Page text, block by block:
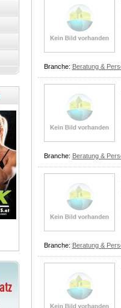
Branche: Beratung &
Branche: Beratung &
Branche: Beratung &